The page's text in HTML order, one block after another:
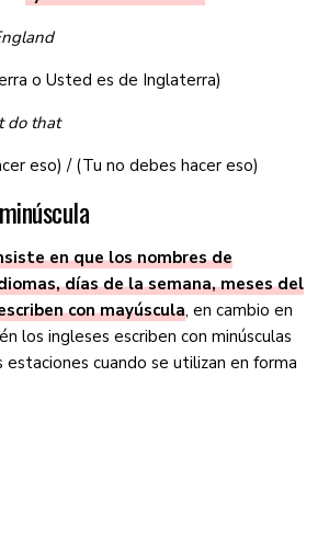
o Usted es de Inglaterra)
do that
eso) / (Tu no debes hacer eso)
en que los nombres de
días de la semana, meses del
con mayúscula, en cambio en
los ingleses escriben con minúsculas
estaciones cuando se utilizan en forma